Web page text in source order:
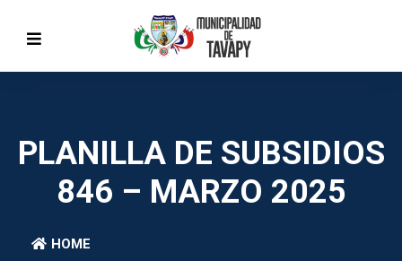
PLANILLA DE SUBSIDIOS
846 – MARZO 2025
HOME